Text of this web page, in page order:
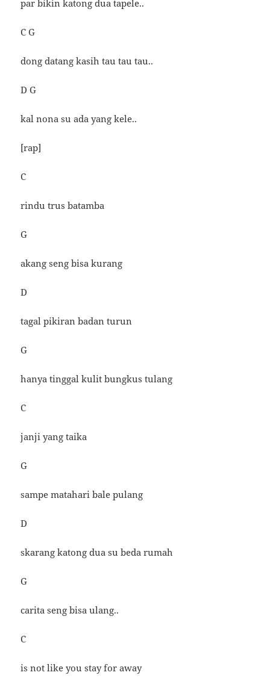
par bikin katong dua tapele..
C G
dong datang kasih tau tau tau..
D G
kal nona su ada yang kele..
[rap]
C
rindu trus batamba
G
akang seng bisa kurang
D
tagal pikiran badan turun
G
hanya tinggal kulit bungkus tulang
C
janji yang taika
G
sampe matahari bale pulang
D
skarang katong dua su beda rumah
G
carita seng bisa ulang..
C
is not like you stay for away